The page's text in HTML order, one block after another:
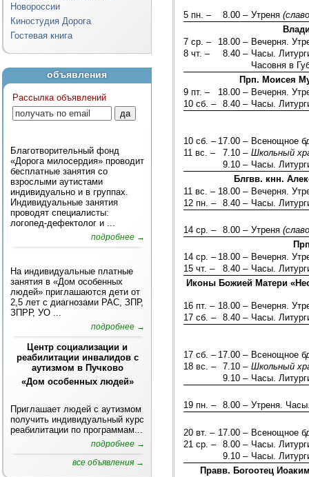
Новороссии
Киностудия Дорога
Гостевая книга
объявления
Рассылка объявлений
Благотворительный фонд
«Дорога милосердия» проводит
бесплатные занятия со
взрослыми аутистами
индивидуально и в группах.
Индивидуальные занятия
проводят специалисты:
логопед-дефектолог и ...
подробнее →
На индивидуальные платные
занятия в «Дом особенных
людей» приглашаются дети от
2,5 лет с диагнозами РАС, ЗПР,
ЗПРР, УО ...
подробнее →
Центр социализации и
реабилитации инвалидов с
аутизмом в Пучково
«Дом особенных людей»
Приглашает людей с аутизмом
получить индивидуальный курс
реабилитации по программам...
подробнее →
все объявления →
5 пн. – 8.00 – Утреня
7 ср. –
18.00 – Вечерня.
8 чт. –
8.40 – Часы.
Часовня в
Прп. Моисея
9 пт. –
18.00 – Вечерня.
10 сб. –
8.40 – Часы.
10 сб. – 17.00 – Всенощное
11 вс. –
7.10 – Школьный
9.10 – Часы.
Блгвв. кнн.
11 вс. – 18.00 – Вечерня.
12 пн. –
8.40 – Часы.
14 ср. – 8.00 – Утреня
14 ср. – 18.00 – Вечерня.
15 чт. –
8.40 – Часы.
Иконы Божией Матери
16 пт. – 18.00 – Вечерня.
17 сб. –
8.40 – Часы.
17 сб. – 17.00 – Всенощное
18 вс. –
7.10 – Школьный
9.10 – Часы.
19 пн. – 8.00 – Утреня.
20 вт. – 17.00 – Всенощное
21 ср. –
8.00 – Часы.
9.10 – Часы.
Правв. Богоотец